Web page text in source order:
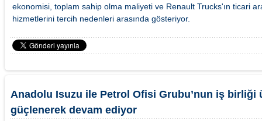
ekonomisi, toplam sahip olma maliyeti ve Renault Trucks'ın ticari
hizmetlerini tercih nedenleri arasında gösteriyor.
Anadolu Isuzu ile Petrol Ofisi Grubu’nun iş birliği
güçlenerek devam ediyor